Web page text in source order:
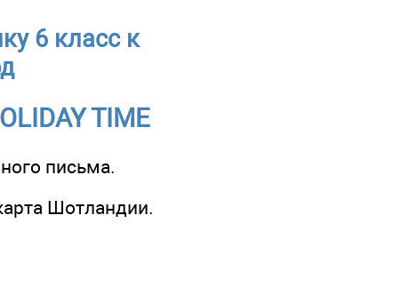
6 класс к
TIME
письма.
Шотландии.